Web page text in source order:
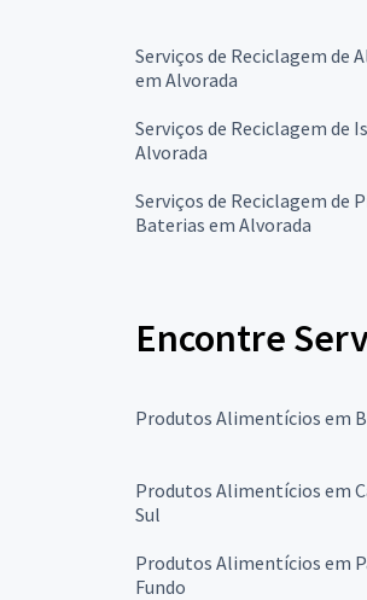
Serviços de Reciclagem de
em Alvorada
Serviços de Reciclagem de
Alvorada
Serviços de Reciclagem de
Baterias em Alvorada
Encontre
Produtos Alimentícios em
Produtos Alimentícios em
Sul
Produtos Alimentícios em
Fundo